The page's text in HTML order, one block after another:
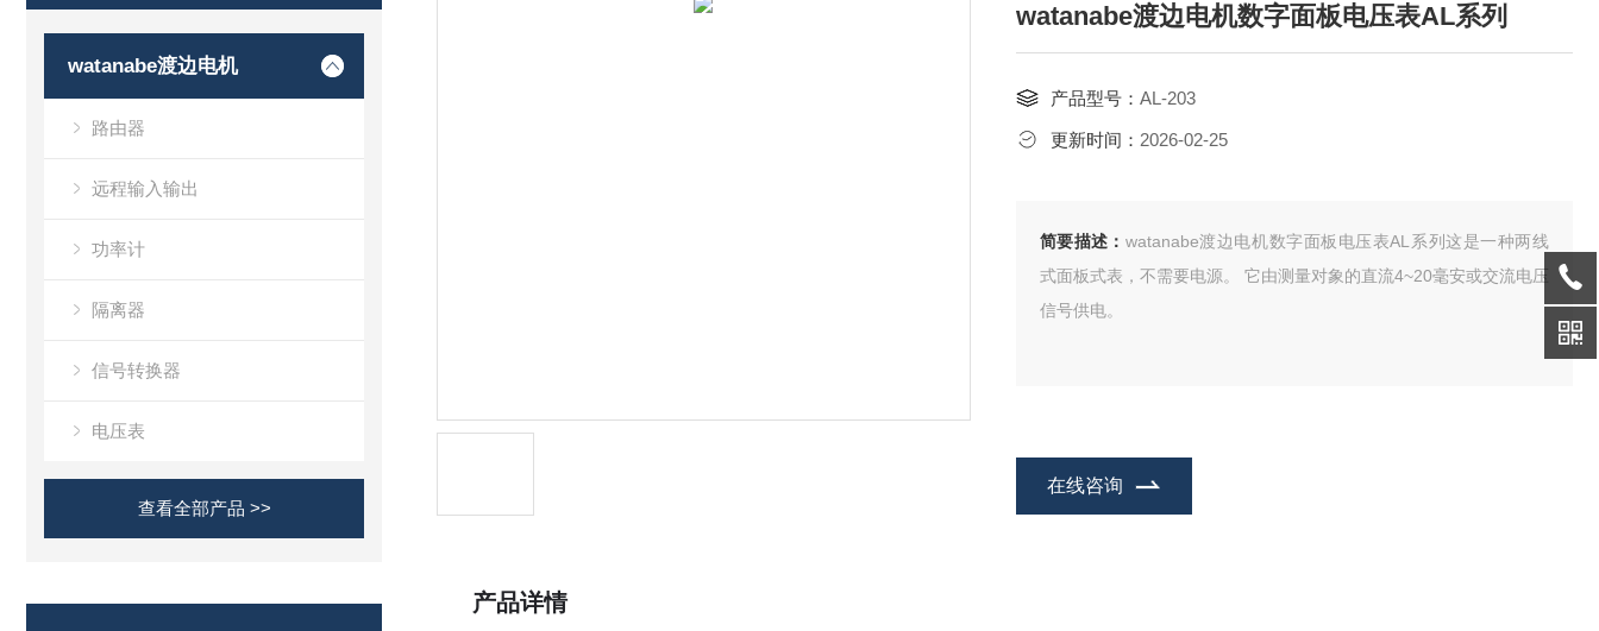
watanabe渡边电机
路由器
远程输入输出
功率计
隔离器
信号转换器
电压表
查看全部产品 >>
watanabe渡边电机数字面板电压表AL系列
产品型号： AL-203
更新时间： 2026-02-25
简要描述： watanabe渡边电机数字面板电压表AL系列这是一种两线
式面板式表，不需要电源。 它由测量对象的直流4~20毫安或交流电压
信号供电。
在线咨询
产品详情